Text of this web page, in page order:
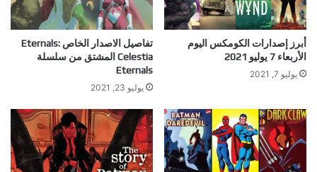
أبرز إصدارات الكومكس اليوم
الأربعاء 7 يوليو 2021
يوليو 7, 2021
تفاصيل الاصدار الخاص Eternals:
Celestia المشتق من سلسلة
Eternals
يوليو 23, 2021